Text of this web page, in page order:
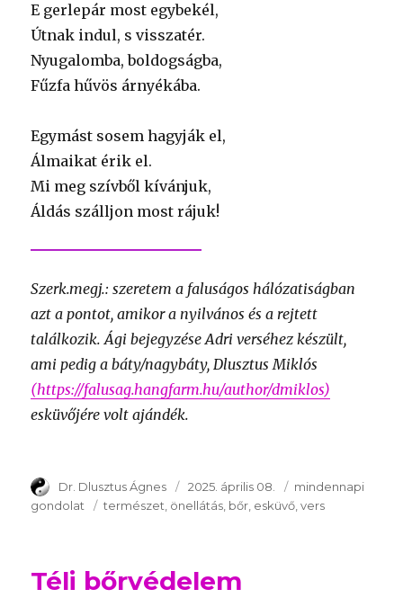
E gerlepár most egybekél,
Útnak indul, s visszatér.
Nyugalomba, boldogságba,
Fűzfa hűvös árnyékába.
Egymást sosem hagyják el,
Álmaikat érik el.
Mi meg szívből kívánjuk,
Áldás szálljon most rájuk!
Szerk.megj.: szeretem a faluságos hálózatiságban
azt a pontot, amikor a nyilvános és a rejtett
találkozik. Ági bejegyzése Adri verséhez készült,
ami pedig a báty/nagybáty, Dlusztus Miklós
(https://falusag.hangfarm.hu/author/dmiklos)
esküvőjére volt ajándék.
Szerző
Dr. Dlusztus Ágnes Publikálva
2025. április 08. Témakör
mindennapi
gondolat
Kulcsszavak
természet önellátás bőr esküvő vers
Téli bőrvédelem